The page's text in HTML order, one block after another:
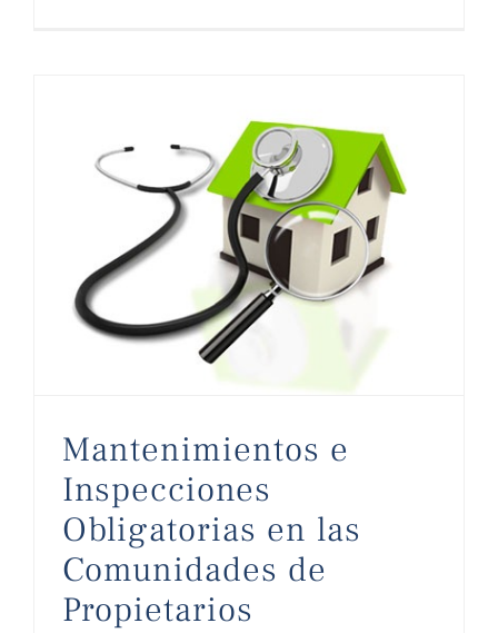
Mantenimientos e
Inspecciones
Obligatorias en las
Comunidades de
Propietarios